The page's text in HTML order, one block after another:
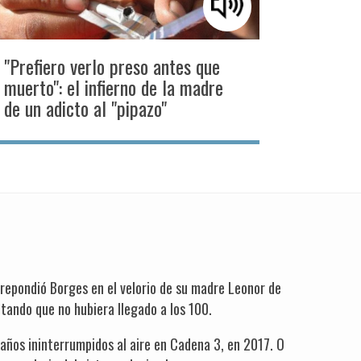
"Prefiero verlo preso antes que
muerto": el infierno de la madre
de un adicto al "pipazo"
Borges en el velorio de su madre Leonor de
que no hubiera llegado a los 100.
ininterrumpidos al aire en Cadena 3, en 2017. O